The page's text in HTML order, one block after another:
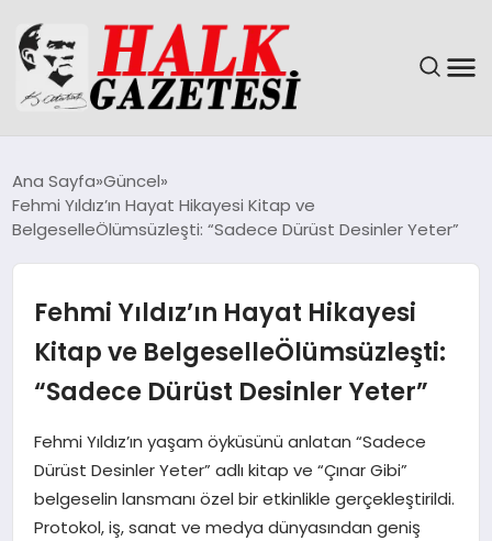
DÜNYA
MAGAZIN
SAĞLIK
SIYASET
Ana Sayfa Güncel
Fehmi Yıldız’ın Hayat Hikayesi Kitap ve
BelgeselleÖlümsüzleşti: “Sadece Dürüst Desinler Yeter”
Fehmi Yıldız’ın Hayat Hikayesi
Kitap ve BelgeselleÖlümsüzleşti:
“Sadece Dürüst Desinler Yeter”
Fehmi Yıldız’ın yaşam öyküsünü anlatan “Sadece
Dürüst Desinler Yeter” adlı kitap ve “Çınar Gibi”
belgeselin lansmanı özel bir etkinlikle gerçekleştirildi.
Protokol, iş, sanat ve medya dünyasından geniş